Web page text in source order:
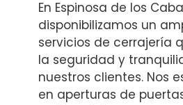
En Espinosa de los
disponibilizamos un
servicios de cerrajería
la seguridad y
nuestros clientes. Nos
en aperturas de